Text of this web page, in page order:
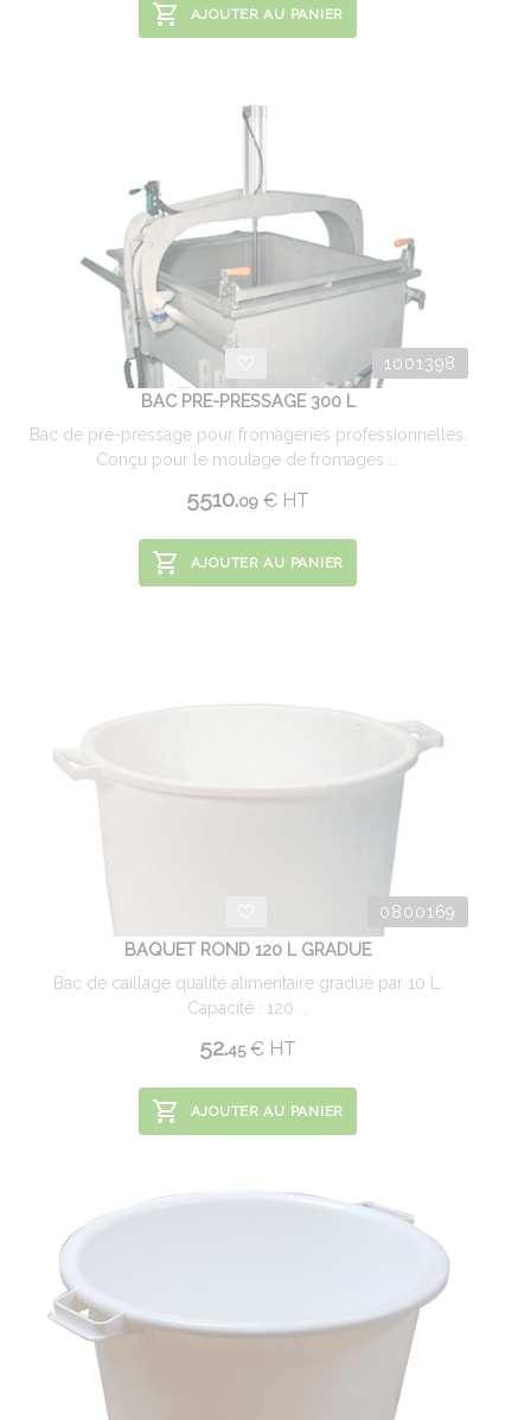
AJOUTER AU PANIER
1001398
BAC PRE-PRESSAGE 300 L
Bac de pré-pressage pour fromageries professionnelles.
Conçu pour le moulage de fromages ...
5510.09 € HT
AJOUTER AU PANIER
0800169
BAQUET ROND 120 L GRADUE
Bac de caillage qualité alimentaire gradué par 10 L.
Capacité : 120 ...
52.45 € HT
AJOUTER AU PANIER